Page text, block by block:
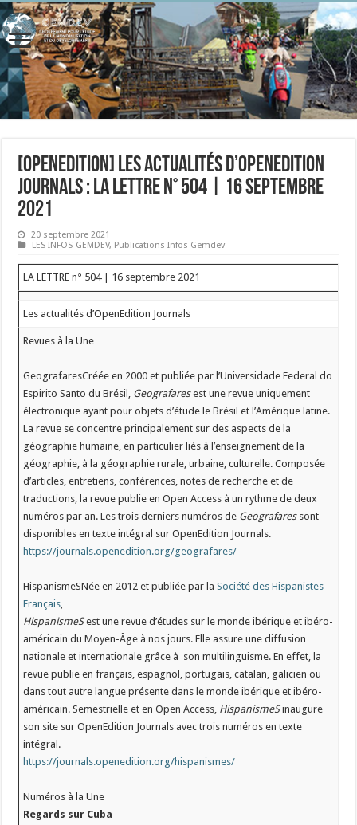
[OpenEdition] Les actualités d’OpenEdition
Journals : LA LETTRE n° 504 | 16 septembre
2021
20 septembre 2021
LES INFOS-GEMDEV, Publications Infos Gemdev
LA LETTRE n° 504 | 16 septembre 2021
Les actualités d’OpenEdition Journals
Revues à la Une
GeografaresCréée en 2000 et publiée par l’Universidade Federal do
Espirito Santo du Brésil, Geografaresest une revue uniquement
électronique ayant pour objets d’étude le Brésil et l’Amérique latine.
La revue se concentre principalement sur des aspects de la
géographie humaine, en particulier liés à l’enseignement de la
géographie, à la géographie rurale, urbaine, culturelle. Composée
d’articles, entretiens, conférences, notes de recherche et de
traductions, la revue publie en Open Access à un rythme de deux
numéros par an. Les trois derniers numéros de Geografaressont
disponibles en texte intégral sur OpenEdition Journals.
https://journals.openedition.org/geografares/
HispanismeSNée en 2012 et publiée par laSociété des Hispanistes
Français,
HispanismeSest une revue d’études sur le monde ibérique et ibéro-
américain du Moyen-Âge à nos jours. Elle assure une diffusion
nationale et internationale grâce à son multilinguisme. En effet, la
revue publie en français, espagnol, portugais, catalan, galicien ou
dans tout autre langue présente dans le monde ibérique et ibéro-
américain. Semestrielle et en Open Access, HispanismeSinaugure
son site sur OpenEdition Journals avec trois numéros en texte
intégral.
https://journals.openedition.org/hispanismes/
Numéros à la Une
Regards sur Cuba